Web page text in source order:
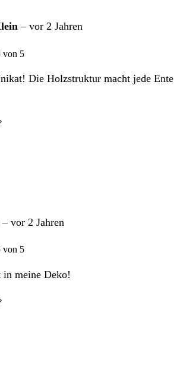
– vor 2 Jahren
von 5
Die Holzstruktur macht jede Ente
– vor 2 Jahren
von 5
in meine Deko!